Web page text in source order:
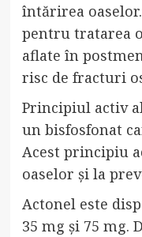
întărirea
pentru tratarea
aflate în
risc de fracturi
Principiul activ
un bisfosfonat
Acest principiu
oaselor și la
Actonel este
35 mg și 75 mg.